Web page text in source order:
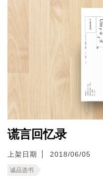
谎言回忆录
上架日期 2018/06/05
诚品选书